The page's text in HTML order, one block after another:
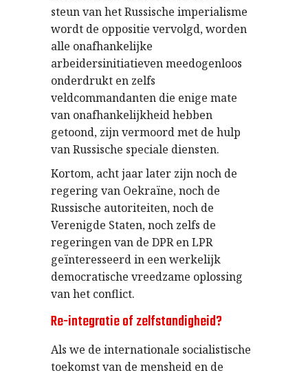
steun van het Russische imperialisme
wordt de oppositie vervolgd, worden
alle onafhankelijke
arbeidersinitiatieven meedogenloos
onderdrukt en zelfs
veldcommandanten die enige mate
van onafhankelijkheid hebben
getoond, zijn vermoord met de hulp
van Russische speciale diensten.
Kortom, acht jaar later zijn noch de
regering van Oekraïne, noch de
Russische autoriteiten, noch de
Verenigde Staten, noch zelfs de
regeringen van de DPR en LPR
geïnteresseerd in een werkelijk
democratische vreedzame oplossing
van het conflict.
Re-integratie of zelfstandigheid?
Als we de internationale socialistische
toekomst van de mensheid en de